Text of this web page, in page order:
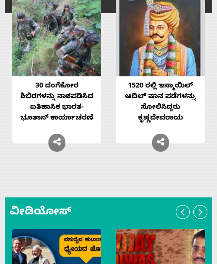
30 ದಂಗೆಕೋರ
ಶಿಬಿರಗಳನ್ನು ನಾಶಪಡಿಸಿದ
ಐತಿಹಾಸಿಕ ಭಾರತ-
ಭೂತಾನ್ ಕಾರ್ಯಾಚರಣೆ
1520 ರಲ್ಲಿ ಇಸ್ಮಾಯಿಲ್
ಆದಿಲ್ ಷಾನ ಪಡೆಗಳನ್ನು
ಸೋಲಿಸಿದ್ದರು
ಕೃಷ್ಣದೇವರಾಯ
ವೀಡಿಯೋಸ್